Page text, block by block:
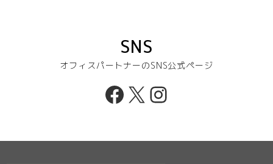
SNS
オフィスパートナーのSNS公式ページ
Facebook
X Instagram